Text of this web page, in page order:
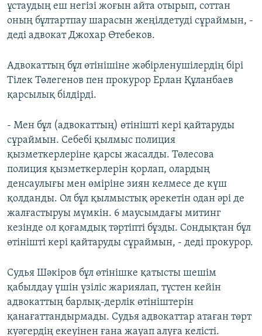
ұстаудың еш негізі жоғын айта отырып, соттан
оның бұлтартпау шарасын жеңілдетуді сұраймын, -
деді адвокат Джохар Өтебеков.
Адвокаттың бұл өтінішіне жәбірленушілердің бірі
Тілек Төлегенов пен прокурор Ерлан Құланбаев
қарсылық білдірді.
- Мен бұл (адвокаттың) өтінішті кері қайтаруды
сұраймын. Себебі қылмыс полиция
қызметкерлеріне қарсы жасалды. Төлесова
полиция қызметкерлерін қорлап, олардың
денсаулығы мен өміріне зиян келмесе де күш
қолданды. Ол бұл қылмыстық әрекетін одан әрі де
жалғастыруы мүмкін. 6 маусымдағы митинг
кезінде ол қоғамдық тәртіпті бұзды. Сондықтан бұл
өтінішті кері қайтаруды сұраймын, - деді прокурор.
Судья Шәкіров бұл өтінішке қатысты шешім
қабылдау үшін үзіліс жариялап, түстен кейін
адвокаттың барлық-дерлік өтініштерін
қанағаттандырмады. Судья адвокаттар атаған төрт
куәгердің екеуінен ғана жауап алуға келісті.